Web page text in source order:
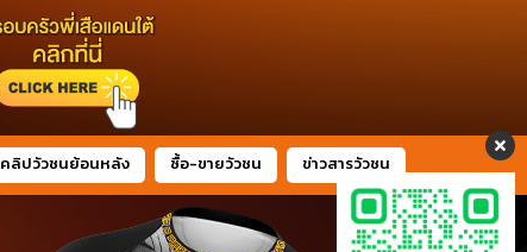
คลิปวัวชนย้อนหลัง ซื้อ-ขายวัวชน ข่าวสารวัวชน